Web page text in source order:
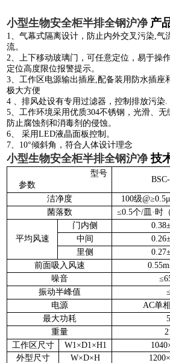
小型生物安全柜半排全钢沪净 产
1 、气幕式隔离设计，防止内外交叉污染 ,气
流。
2
上下移动玻璃门，可任意定位，易于操
定位高度限位报警提示。
3
工作区电源输出插座 ,配备装用防水插座
极大方便
4
、排风处设有专用过滤器，控制排放污染
5
工作环境采用优质304不锈钢，光滑、
防止腐蚀剂和消毒剂的侵蚀。
6
采用LED液晶面板控制。
7
10°倾斜角，符合人体设计理念
小型生物安全柜半排全钢沪净 技
型号
参数
洁净度 100级
菌落数
≤0.5个/皿 · 时（
平均风速
门内侧
中间
里侧
前面吸入风速
0.5
噪音
≤6
振动半峰值
电源
AC单相
最大功耗
重量
工作区尺寸
W1 ×D1 ×H1 1040
外型尺寸
W×D×H 1200×